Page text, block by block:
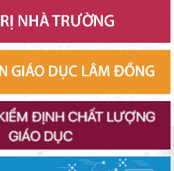
năm học mới
lý, nhân sự hỗ trợ giáo dục khi